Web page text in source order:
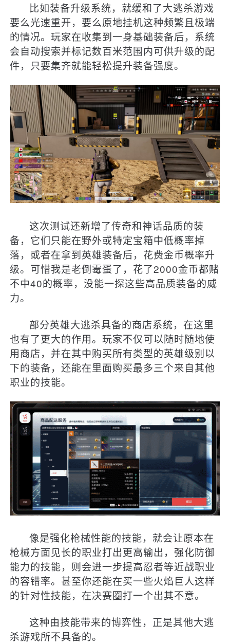
比如装备升级系统，就缓和了大逃杀游戏
要么光速重开，要么原地挂机这种频繁且极端
的情况。玩家在收集到一身基础装备后，系统
会自动搜索并标记数百米范围内可供升级的配
件，只要集齐就能轻松提升装备强度。
这次测试还新增了传奇和神话品质的装
备，它们只能在野外或特定宝箱中低概率掉
落，或者在拿到英雄装备后，花费金币概率升
级。可惜我是老倒霉蛋了，花了2000金币都赌
不中40的概率，没能一探这些高品质装备的威
力。
部分英雄大逃杀具备的商店系统，在这里
也有了更大的作用。玩家不仅可以随时随地使
用商店，并在其中购买所有类型的英雄级别以
下的装备，还能在里面购买最多三个来自其他
职业的技能。
像是强化枪械性能的技能，就会让原本在
枪械方面见长的职业打出更高输出，强化防御
能力的技能，则会进一步提高忍者等近战职业
的容错率。甚至你还能在买一些火焰巨人这样
的针对性技能，在决赛圈打一个出其不意。
这种由技能带来的博弈性，正是其他大逃
杀游戏所不具备的。